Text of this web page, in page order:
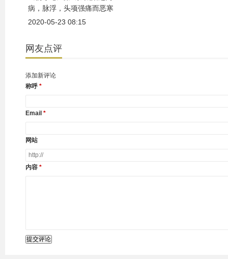
病，脉浮，头项强痛而恶寒
2020-05-23 08:15
网友点评
添加新评论
称呼
Email
网站
内容
提交评论